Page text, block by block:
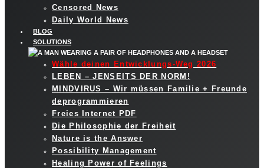
Censored News
Daily World News
BLOG
SOLUTIONS
Wähle deinen Entwicklungs-Weg 2026
LEBEN – JENSEITS DER NORM!
MINDVIRUS – Wir müssen Familie + Freunde
deprogrammieren
Freies Internet PDF
Die Philosophie der Freiheit
Nature is the Answer
Possibility Management
Healing Power of Feelings